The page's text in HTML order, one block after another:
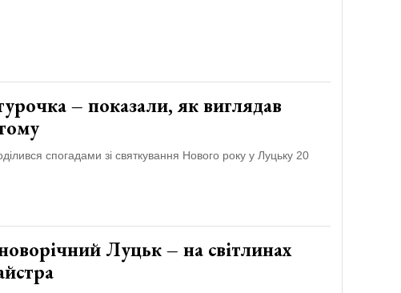
– показали, як виглядав
спогадами зі святкування Нового року у Луцьку 20
Луцьк – на світлинах